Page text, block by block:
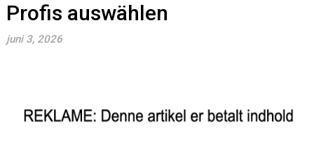
Profis auswählen
juni 3, 2026